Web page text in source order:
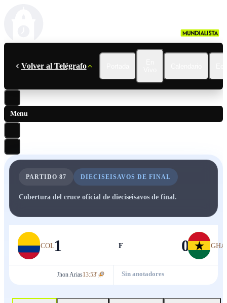
Volver al Telégrafo
Menu
PARTIDO 87 DIECISEISAVOS DE FINAL
Cobertura del cruce oficial de dieciseisavos de final.
COL1 F 0 GHA
Jhon Arias13:53' Sin anotadores